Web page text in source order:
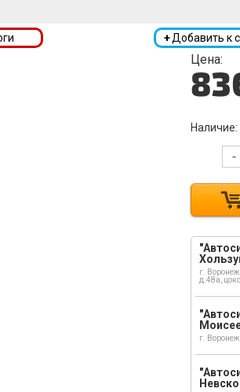
+Добавить к
Цена:
Наличие:
-
г.
д.48а,
г.